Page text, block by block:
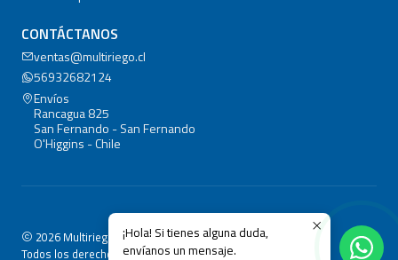
CONTÁCTANOS
ventas@multiriego.cl
56932682124
Envíos
Rancagua 825
San Fernando - San Fernando
O'Higgins - Chile
2026 Multiriego.cl.
Todos los derechos reservados.
¡Hola! Si tienes alguna duda,
envíanos un mensaje.